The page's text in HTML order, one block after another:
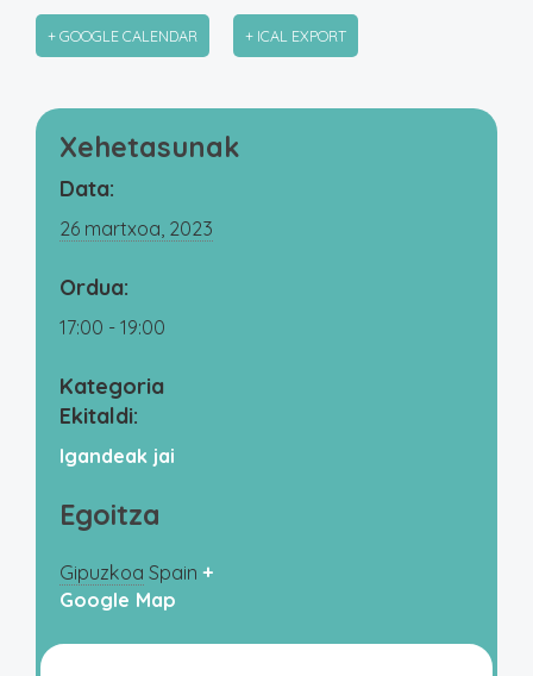
+ GOOGLE CALENDAR + ICAL EXPORT
Xehetasunak
Data:
26 martxoa, 2023
Ordua:
17:00 - 19:00
Kategoria
Ekitaldi:
Igandeak jai
Egoitza
Gipuzkoa Spain +
Google Map